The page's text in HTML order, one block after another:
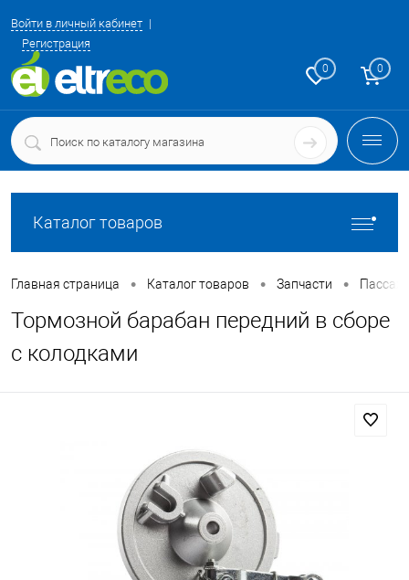
Войти в личный кабинет
Регистрация
0 0
Каталог товаров
Главная страница • Каталог товаров • Запчасти •
Тормозной барабан передний в сборе
с колодками